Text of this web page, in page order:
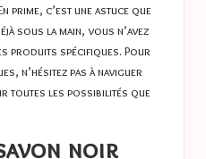
prime, c’est une astuce que
sous la main, vous n’avez
produits spécifiques. Pour
n’hésitez pas à naviguer
toutes les possibilités que
noir